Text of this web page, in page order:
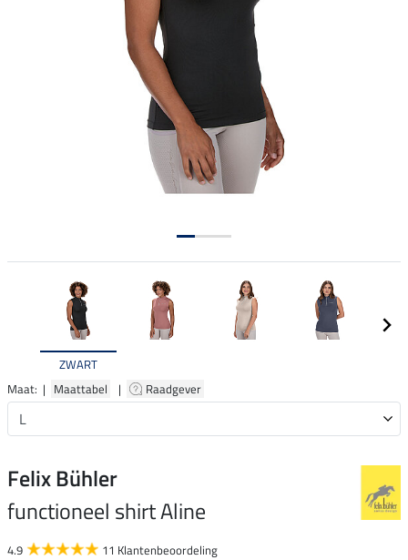
ZWART
Maat: | Maattabel | Raadgever
Felix Bühler
functioneel shirt Aline
4.9 11 Klantenbeoordeling